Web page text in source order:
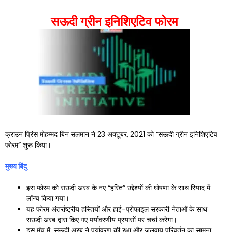
सऊदी ग्रीन इनिशिएटिव फोरम
क्राउन प्रिंस मोहम्मद बिन सलमान ने 23 अक्टूबर, 2021 को “सऊदी ग्रीन इनिशिएटिव
फोरम” शुरू किया।
मुख्य बिंदु
इस फोरम को सऊदी अरब के नए “हरित” उद्देश्यों की घोषणा के साथ रियाद में
लॉन्च किया गया।
यह फोरम अंतर्राष्ट्रीय हस्तियों और हाई-प्रोफाइल सरकारी नेताओं के साथ
सऊदी अरब द्वारा किए गए पर्यावरणीय प्रयासों पर चर्चा करेगा।